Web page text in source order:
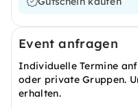
Event anfragen
Individuelle Termine
oder private Gruppen.
erhalten.